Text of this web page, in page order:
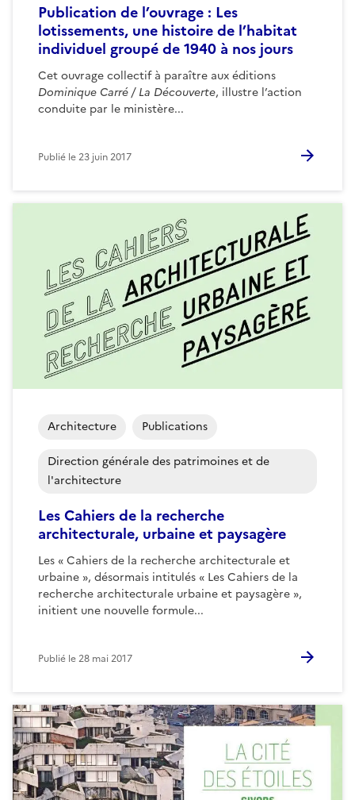
Publication de l’ouvrage : Les
lotissements, une histoire de l’habitat
individuel groupé de 1940 à nos jours
Cet ouvrage collectif à paraître aux éditions
Dominique Carré / La Découverte, illustre l’action
conduite par le ministère...
Publié le23 juin 2017
Les Cahiers de la recherche
architecturale, urbaine et paysagère
Les « Cahiers de la recherche architecturale et
urbaine », désormais intitulés « Les Cahiers de la
recherche architecturale urbaine et paysagère »,
initient une nouvelle formule...
Architecture Publications
Direction générale des patrimoines et de
l'architecture
Publié le28 mai 2017